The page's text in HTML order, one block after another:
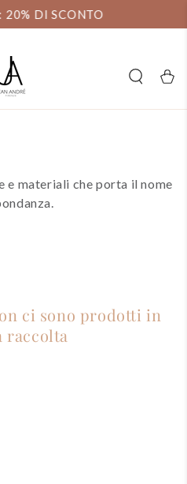
20% DI SCONTO
Carello
materiali che porta il nome
ci sono prodotti in
raccolta